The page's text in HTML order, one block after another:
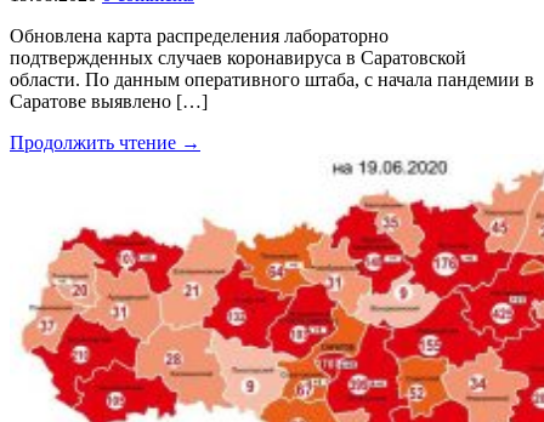
Обновлена карта распределения лабораторно
подтвержденных случаев коронавируса в Саратовской
области. По данным оперативного штаба, с начала пандемии в
Саратове выявлено […]
Продолжить чтение →